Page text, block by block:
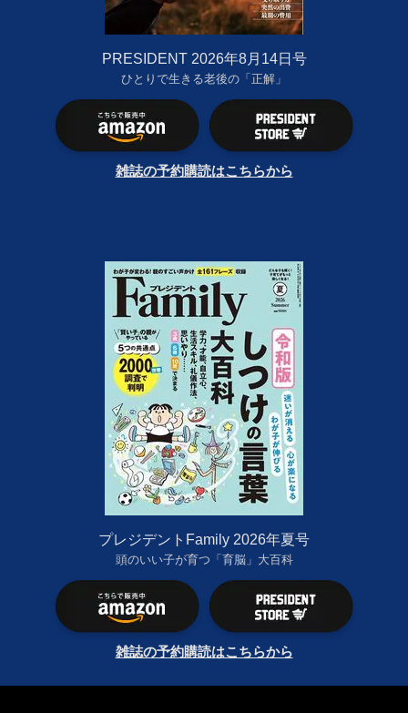
PRESIDENT 2026年8月14日号
ひとりで生きる老後の「正解」
雑誌の予約購読はこちらから
プレジデントFamily 2026年夏号
頭のいい子が育つ「育脳」大百科
雑誌の予約購読はこちらから